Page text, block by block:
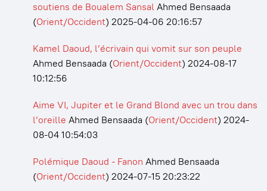
soutiens de Boualem Sansal Ahmed Bensaada
(Orient/Occident) 2025-04-06 20:16:57
Kamel Daoud, l’écrivain qui vomit sur son peuple
Ahmed Bensaada (Orient/Occident) 2024-08-17
10:12:56
Aime VI, Jupiter et le Grand Blond avec un trou dans
l’oreille Ahmed Bensaada (Orient/Occident) 2024-
08-04 10:54:03
Polémique Daoud - Fanon Ahmed Bensaada
(Orient/Occident) 2024-07-15 20:23:22